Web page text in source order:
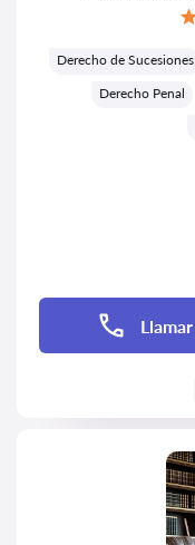
Derecho de Sucesiones
Derecho Penal
Llamar